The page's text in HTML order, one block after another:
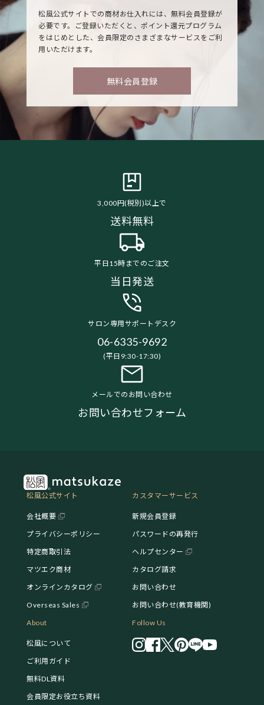
松風公式サイトでの商材お仕入れには、無料会員登録が
必要です。ご登録いただくと、ポイント還元プログラム
をはじめとした、会員限定のさまざまなサービスをご利
用いただけます。
無料会員登録
3,000円(税別)以上で
送料無料
平日15時までのご注文
当日発送
サロン専用サポートデスク
06-6335-9692
(平日9:30-17:30)
メールでのお問い合わせ
お問い合わせフォーム
松風公式サイト
会社概要
プライバシーポリシー
特定商取引法
マツエク商材
オンラインカタログ
Overseas Sales
カスタマーサービス
新規会員登録
パスワードの再発行
ヘルプセンター
カタログ請求
お問い合わせ
お問い合わせ(教育機関)
About
松風について
ご利用ガイド
無料DL資料
会員限定お役立ち資料
Follow Us